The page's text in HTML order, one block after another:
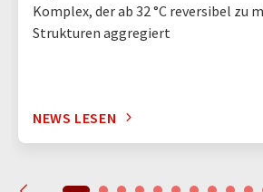
Komplex, der ab 32 °C reversibel zu
Strukturen aggregiert
NEWS LESEN